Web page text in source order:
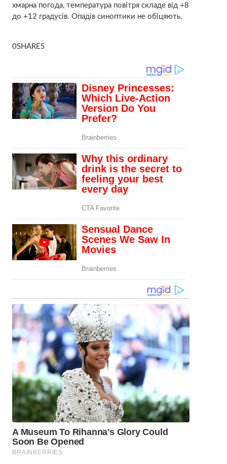
хмарна погода, температура повітря складе від +8
до +12 градусів. Опадів синоптики не обіцяють.
0SHARES